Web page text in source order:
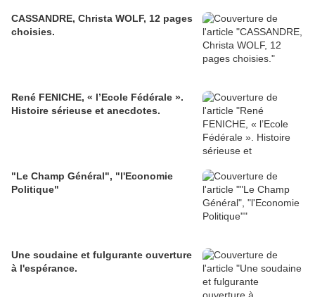
CASSANDRE, Christa WOLF, 12 pages
choisies.
René FENICHE, « l’Ecole Fédérale ».
Histoire sérieuse et anecdotes.
"Le Champ Général", "l'Economie
Politique"
Une soudaine et fulgurante ouverture
à l'espérance.